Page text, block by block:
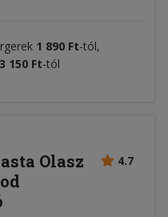
1 890 Ft-tól,
3 150 Ft-tól
4.7
Olasz